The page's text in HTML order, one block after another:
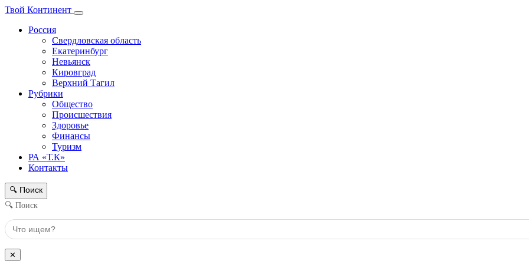
Твой Континент
Россия
Свердловская область
Екатеринбург
Невьянск
Кировград
Верхний Тагил
Рубрики
Общество
Происшествия
Здоровье
Финансы
Туризм
РА «Т.К»
Контакты
🔍 Поиск
🔍 Поиск
✕